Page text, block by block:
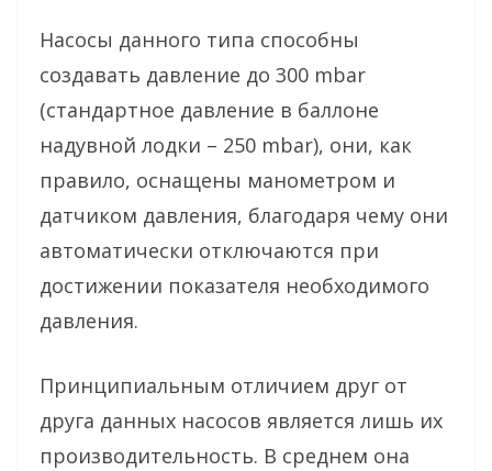
Насосы данного типа способны
создавать давление до 300 mbar
(стандартное давление в баллоне
надувной лодки – 250 mbar), они, как
правило, оснащены манометром и
датчиком давления, благодаря чему они
автоматически отключаются при
достижении показателя необходимого
давления.
Принципиальным отличием друг от
друга данных насосов является лишь их
производительность. В среднем она